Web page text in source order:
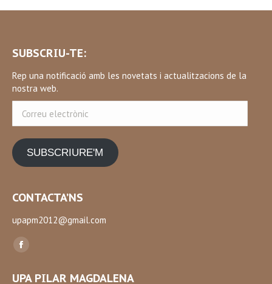
SUBSCRIU-TE:
Rep una notificació amb les novetats i actualitzacions de la
nostra web.
electrònic
SUBSCRIURE'M
CONTACTA’NS
upapm2012@gmail.com
Find us on:
Facebook
UPA PILAR MAGDALENA